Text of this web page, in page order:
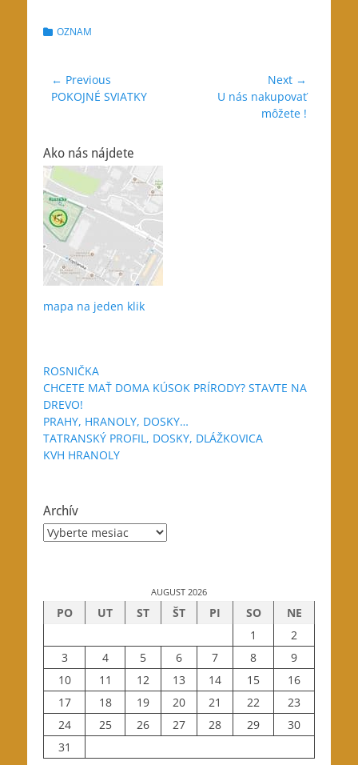
Categories
OZNAM
Navigácia
v
← Previous
Previous
POKOJNÉ SVIATKY
Next →
U nás nakupovať
môžete !
Ako nás nájdete
mapa na jeden klik
ROSNIČKA
CHCETE MAŤ DOMA KÚSOK PRÍRODY? STAVTE NA
DREVO!
PRAHY, HRANOLY, DOSKY…
TATRANSKÝ PROFIL, DOSKY, DLÁŽKOVICA
KVH HRANOLY
Archív
Archív
AUGUST 2026
PO UT ST ŠT PI SO
NE
1
2
3
4 5 6 7 8
9
10
11 12 13 14 15
16
17
18 19 20 21 22
23
24
25 26 27 28 29
30
31